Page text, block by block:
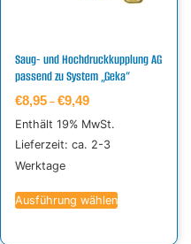
Saug- und Hochdruckkupplung AG
passend zu System „Geka“
€8,95 – €9,49
Enthält 19% MwSt.
Lieferzeit: ca. 2-3
Werktage
Ausführung wählen